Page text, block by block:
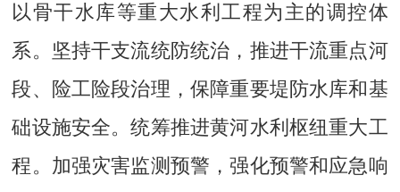
以骨干水库等重大水利工程为主的调控体
系。坚持干支流统防统治，推进干流重点河
段、险工险段治理，保障重要堤防水库和基
础设施安全。统筹推进黄河水利枢纽重大工
程。加强灾害监测预警，强化预警和应急响